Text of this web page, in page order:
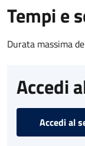
Tempi e
Durata massima
Accedi
Accedi al